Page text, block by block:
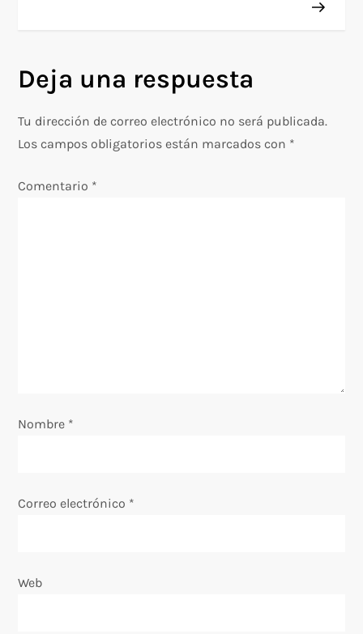
g
a
n
r
d
Deja una respuesta
Tu dirección de correo electrónico no será publicada.
Los campos obligatorios están marcados con *
Comentario *
Nombre *
Correo electrónico *
Web